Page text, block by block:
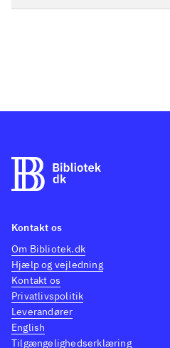
Kontakt os
Om Bibliotek.dk
Hjælp og vejledning
Kontakt os
Privatlivspolitik
Leverandører
English
Tilgængelighedserklæring